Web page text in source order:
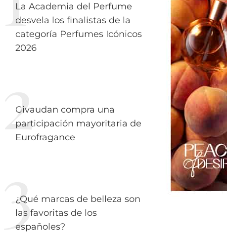
La Academia del Perfume
desvela los finalistas de la
categoría Perfumes Icónicos
2026
Givaudan compra una
participación mayoritaria de
Eurofragance
¿Qué marcas de belleza son
las favoritas de los
españoles?